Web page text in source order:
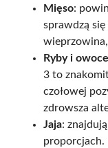
Mięso:
sprawdzą
Ryby i
3 to
czołowej
zdrowsza
Jaja:
proporcjach.